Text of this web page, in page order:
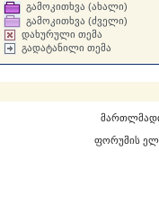
გამოკითხვა (ახალი)
გამოკითხვა (ძველი)
დახურული თემა
გადატანილი თემა
ფორუმის